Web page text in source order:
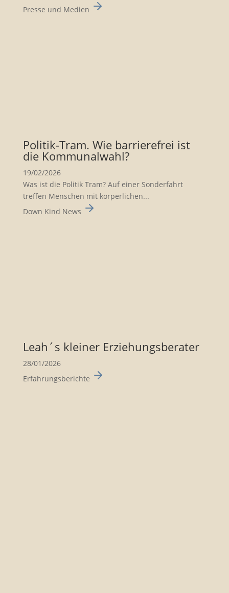
Presse und Medien
Politik-Tram. Wie barrie­re­frei ist
die Kommu­nal­wahl?
19/02/2026
Was ist die Politik Tram? Auf einer Sonderfahrt
treffen Menschen mit körperlichen...
Down Kind News
Leah´s kleiner Erzie­hungs­be­rater
28/01/2026
Erfahrungsberichte